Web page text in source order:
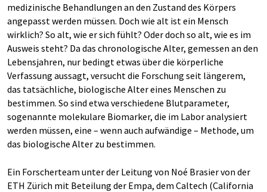
medizinische Behandlungen an den Zustand des Körpers
angepasst werden müssen. Doch wie alt ist ein Mensch
wirklich? So alt, wie er sich fühlt? Oder doch so alt, wie es im
Ausweis steht? Da das chronologische Alter, gemessen an den
Lebensjahren, nur bedingt etwas über die körperliche
Verfassung aussagt, versucht die Forschung seit längerem,
das tatsächliche, biologische Alter eines Menschen zu
bestimmen. So sind etwa verschiedene Blutparameter,
sogenannte molekulare Biomarker, die im Labor analysiert
werden müssen, eine – wenn auch aufwändige – Methode, um
das biologische Alter zu bestimmen.
Ein Forscherteam unter der Leitung von Noé Brasier von der
ETH Zürich mit Beteilung der Empa, dem Caltech (California